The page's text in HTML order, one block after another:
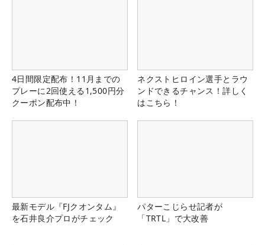
4日間限定配布！11月までの
プレーに2回使える1,500円分
クーポン配布中！
ネクストヒロイン選手とラウ
ンドできるチャンス！詳しく
はこちら！
最新モデル『FJクオンタム』
を石井良介プロがチェック
パターこじらせ記者が
「TRTL」で大改善